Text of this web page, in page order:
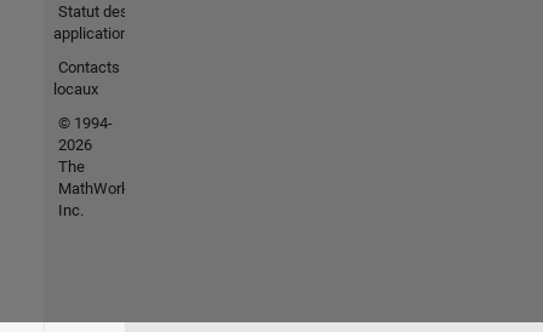
Statut des
applications
Contacts
locaux
© 1994-
2026
The
MathWorks,
Inc.